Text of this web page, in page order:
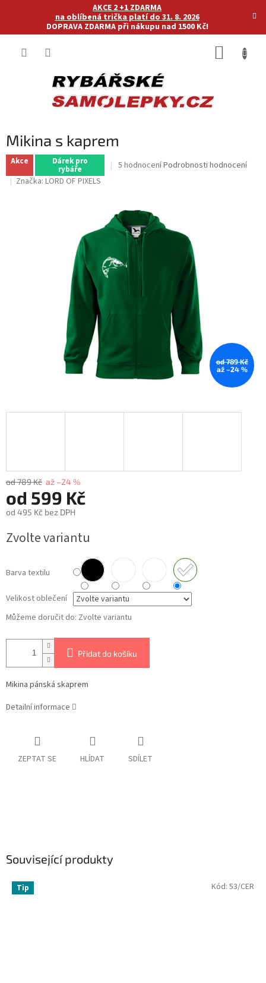
AKCE 2 +1 ZDARMA
na oblíbená trička platí do 31. 8. 2026
DOPRAVA ZDARMA při nákupu nad 1500 Kč!
Mikina s kaprem
Akce Dárek pro
rybáře
Průměrné
5,0
z
5
hvězdiček.
5 hodnoceníPodrobnosti hodnocení
Značka: LORD OF PIXELS
od 789 Kč
až –24 %
od 789 Kč až –24 %
od 599 Kč
od 495 Kč bez DPH
cena:
Zvolte variantu
Barva textilu
Velikost oblečení
Můžeme doručit do: Zvolte variantu
Přidat do košíku
Mikina pánská skaprem
Detailní informace
ZEPTAT SE HLÍDAT SDÍLET
Související produkty
Tip Kód: 53/CER